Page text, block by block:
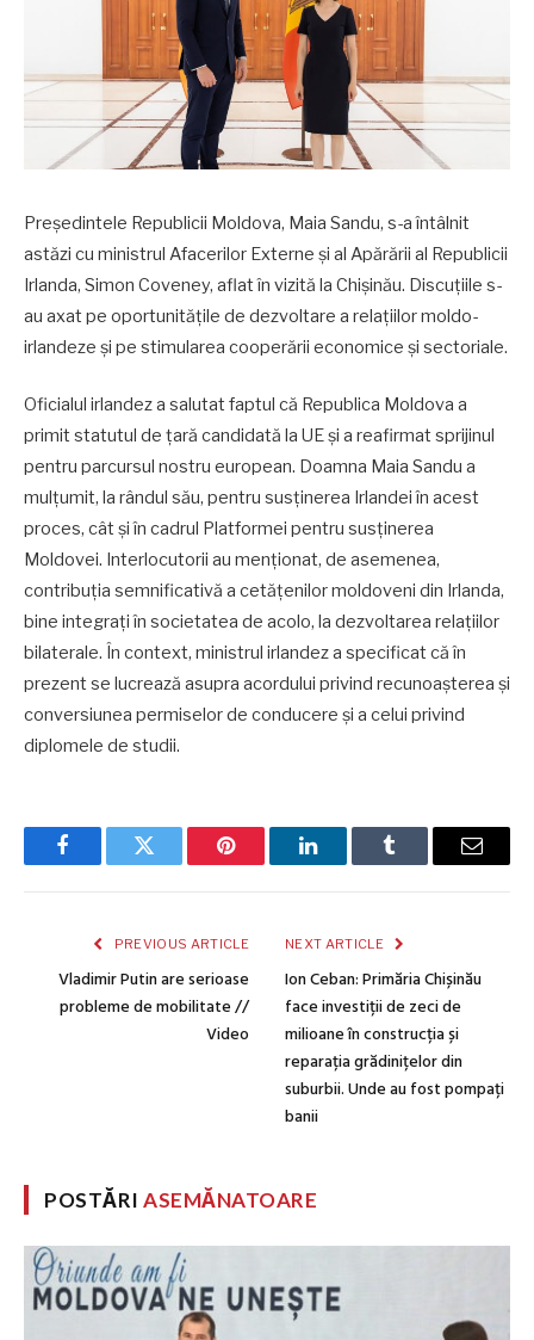
Președintele Republicii Moldova, Maia Sandu, s-a întâlnit
astăzi cu ministrul Afacerilor Externe și al Apărării al Republicii
Irlanda, Simon Coveney, aflat în vizită la Chișinău. Discuțiile s-
au axat pe oportunitățile de dezvoltare a relațiilor moldo-
irlandeze și pe stimularea cooperării economice și sectoriale.
Oficialul irlandez a salutat faptul că Republica Moldova a
primit statutul de țară candidată la UE și a reafirmat sprijinul
pentru parcursul nostru european. Doamna Maia Sandu a
mulțumit, la rândul său, pentru susținerea Irlandei în acest
proces, cât și în cadrul Platformei pentru susținerea
Moldovei. Interlocutorii au menționat, de asemenea,
contribuția semnificativă a cetățenilor moldoveni din Irlanda,
bine integrați în societatea de acolo, la dezvoltarea relațiilor
bilaterale. În context, ministrul irlandez a specificat că în
prezent se lucrează asupra acordului privind recunoașterea și
conversiunea permiselor de conducere și a celui privind
diplomele de studii.
FacebookTwitter Pinterest LinkedInTumblr Email
PREVIOUS ARTICLE
Vladimir Putin are serioase
probleme de mobilitate //
Video
NEXT ARTICLE
Ion Ceban: Primăria Chișinău
face investiții de zeci de
milioane în construcția și
reparația grădinițelor din
suburbii. Unde au fost pompați
banii
POSTĂRIASEMĂNATOARE